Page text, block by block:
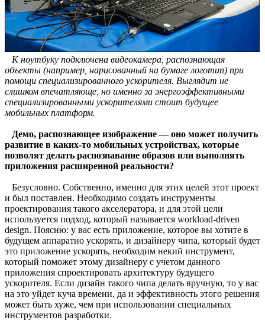
К ноутбуку подключена видеокамера, распознающая
объекты (например, нарисованный на бумаге логотип) при
помощи специализированного ускорителя. Выглядит не
слишком впечатляюще, но именно за энергоэффективными
специализированными ускорителями стоит будущее
мобильных платформ.
Демо, распознающее изображение — оно может получить
развитие в каких-то мобильных устройствах, которые
позволят делать распознавание образов или выполнять
приложения расширенной реальности?
Безусловно. Собственно, именно для этих целей этот проект
и был поставлен. Необходимо создать инструменты
проектирования такого акселератора, и для этой цели
используется подход, который называется workload-driven
design. Поясню: у вас есть приложение, которое вы хотите в
будущем аппаратно ускорять, и дизайнеру чипа, который будет
это приложение ускорять, необходим некий инструмент,
который поможет этому дизайнеру с учетом данного
приложения спроектировать архитектуру будущего
ускорителя. Если дизайн такого чипа делать вручную, то у вас
на это уйдет куча времени, да и эффективность этого решения
может быть хуже, чем при использовании специальных
инструментов разработки.